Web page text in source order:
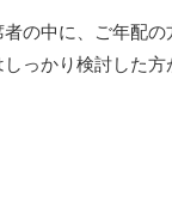
の中に、ご年配
っかり検討した方